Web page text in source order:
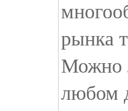
рынка
Можно
любом